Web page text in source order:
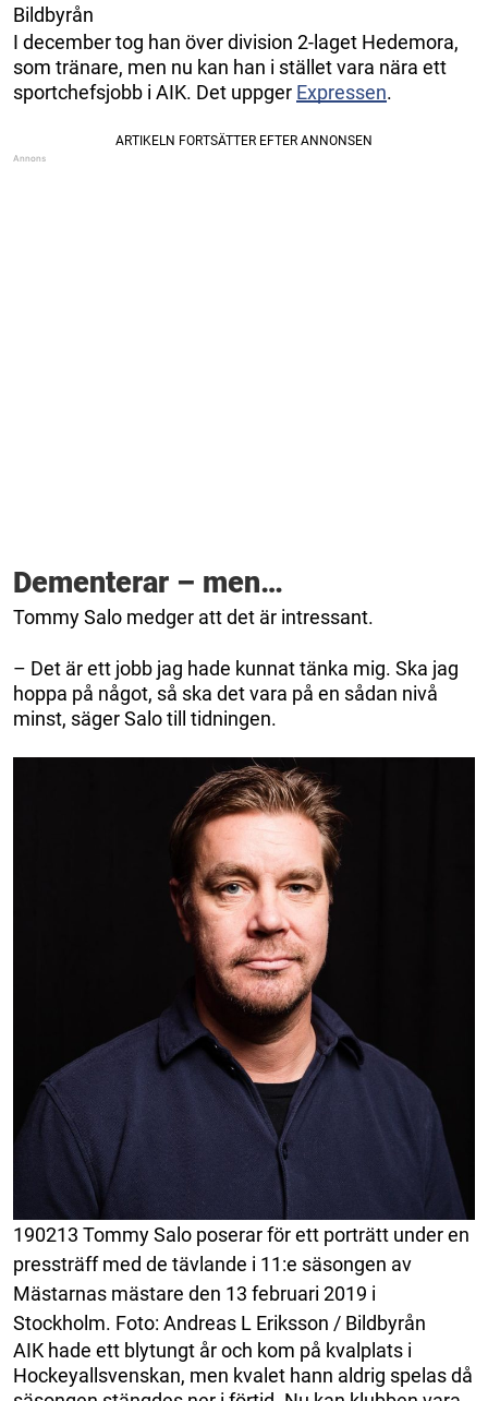
Bildbyrån
I december tog han över division 2-laget Hedemora,
som tränare, men nu kan han i stället vara nära ett
sportchefsjobb i AIK. Det uppger Expressen.
Dementerar – men…
Tommy Salo medger att det är intressant.
– Det är ett jobb jag hade kunnat tänka mig. Ska jag
hoppa på något, så ska det vara på en sådan nivå
minst, säger Salo till tidningen.
190213 Tommy Salo poserar för ett porträtt under en
pressträff med de tävlande i 11:e säsongen av
Mästarnas mästare den 13 februari 2019 i
Stockholm. Foto: Andreas L Eriksson / Bildbyrån
AIK hade ett blytungt år och kom på kvalplats i
Hockeyallsvenskan, men kvalet hann aldrig spelas då